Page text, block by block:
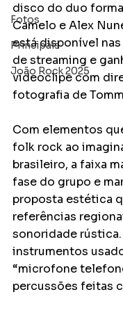
Fotos
Principais
João Rock 2025
disco do duo
Camelo e Alex
está disponível
de streaming e
videoclipe com
fotografia de
Com elementos
folk rock ao
brasileiro, a faixa
fase do grupo e
proposta estética
referências
sonoridade
instrumentos
“microfone
percussões feitas